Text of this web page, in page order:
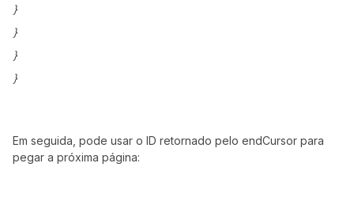
}
}
}
}
Em seguida, pode usar o ID retornado pelo endCursor para
pegar a próxima página: